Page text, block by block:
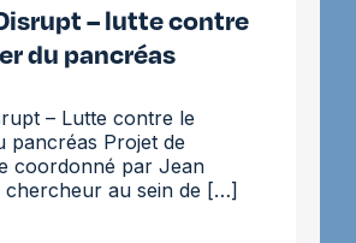
– lutte contre
du pancréas
– Lutte contre le
pancréas Projet de
coordonné par Jean
chercheur au sein de […]